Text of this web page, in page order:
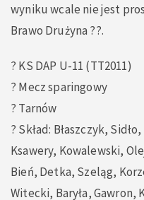
wyniku wcale nie jest
Brawo Drużyna ??.
? KS DAP U-11 (TT2011)
? Mecz sparingowy
? Tarnów
? Skład: Błaszczyk,
Ksawery, Kowalewski,
Bień, Detka, Szeląg,
Witecki, Baryła, Gawron,